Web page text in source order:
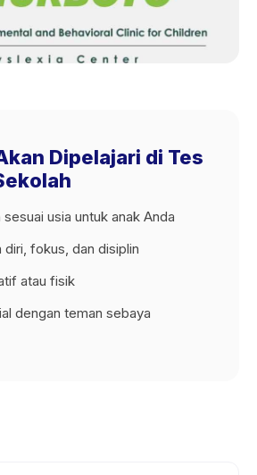
Dipelajari di Tes
usia untuk anak Anda
diri, fokus, dan disiplin
atau fisik
dengan teman sebaya